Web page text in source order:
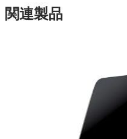
関連製品